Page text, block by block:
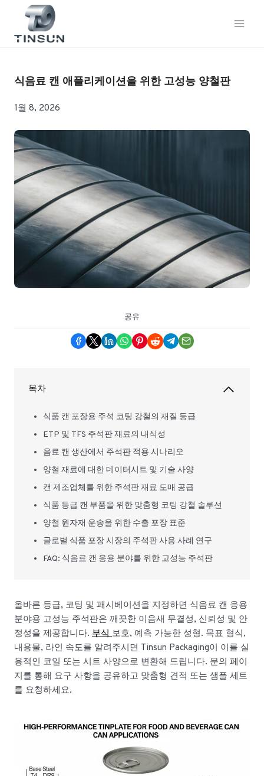
식음료 캔 애플리케이션을 위한 고성능 양철판
1월 8, 2026
공유
목차
식품 캔 포장용 주석 코팅 강철의 재질 등급
ETP 및 TFS 주석판 재료의 내식성
음료 캔 생산에서 주석판 적용 시나리오
양철 재료에 대한 데이터시트 및 기술 사양
캔 제조업체를 위한 주석판 재료 도매 공급
식품 등급 캔 부품을 위한 맞춤형 코팅 강철 솔루션
양철 원자재 운송을 위한 수출 포장 표준
글로벌 식품 포장 시장의 주석판 사용 사례 연구
FAQ: 식음료 캔 응용 분야를 위한 고성능 주석판
올바른 등급, 코팅 및 패시베이션을 지정하면 식음료 캔 응용
분야용 고성능 주석판은 깨끗한 이음새 무결성, 신뢰성 및 안
정성을 제공합니다. 부식 보호, 예측 가능한 성형. 목표 형식,
내용물, 라인 속도를 알려주시면 Tinsun Packaging이 이를 실
용적인 코일 또는 시트 사양으로 변환해 드립니다. 문의 페이
지를 통해 요구 사항을 공유하고 맞춤형 견적 또는 샘플 세트
를 요청하세요.